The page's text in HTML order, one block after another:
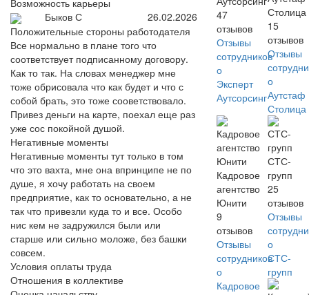
Возможность карьеры
Быков С
26.02.2026
Положительные стороны работодателя
Все нормально в плане того что
соответствует подписанному договору.
Как то так. На словах менеджер мне
тоже обрисовала что как будет и что с
собой брать, это тоже сооветствовало.
Привез деньги на карте, поехал еще раз
уже сос покойной душой.
Негативные моменты
Негативные моменты тут только в том
что это вахта, мне она впринципе не по
душе, я хочу работать на своем
предприятие, как то основательно, а не
так что привезли куда то и все. Особо
нис кем не задружился были или
старше или сильно моложе, без башки
совсем.
Условия оплаты труда
Отношения в коллективе
47
отзывов
Отзывы
сотрудников
о
Эксперт
Аутсорсинг
Столица
15
отзывов
Отзывы
о
Аутстаф
Столица
Кадровое
агентство
Юнити
9
отзывов
Отзывы
сотрудников
о
Кадровое
СТС-
групп
25
отзывов
Отзывы
о
СТС-
групп